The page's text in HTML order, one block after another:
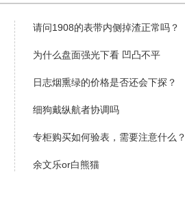
请问1908的表带内侧掉渣正常吗？
为什么盘面强光下看 凹凸不平
日志烟熏绿的价格是否还会下探？
细狗戴纵航者协调吗
专柜购买如何验表，需要注意什么？
余文乐or白熊猫